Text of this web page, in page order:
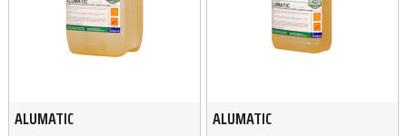
ALUMATIC ALUMATIC